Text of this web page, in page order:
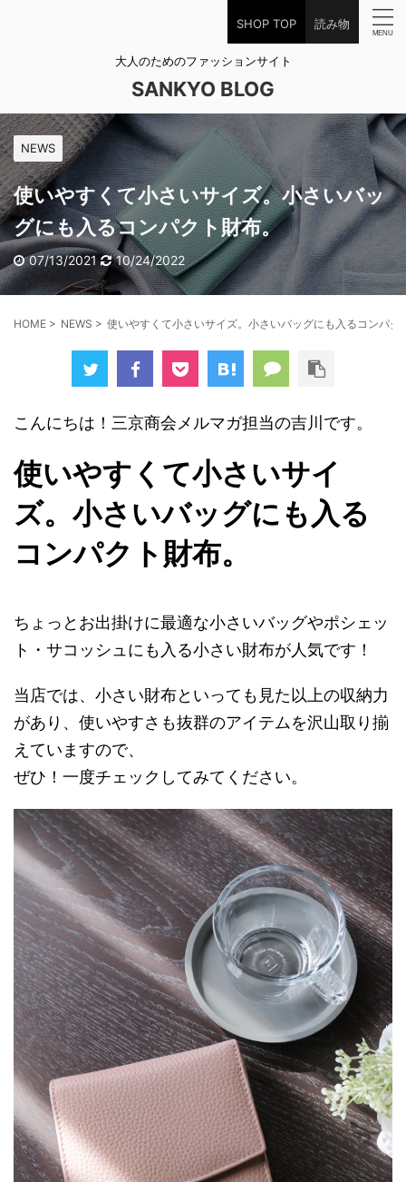
SHOP TOP 読み物
大人のためのファッションサイト
SANKYO BLOG
NEWS
使いやすくて小さいサイズ。小さいバッ
グにも入るコンパクト財布。
07/13/2021 10/24/2022
HOME > NEWS > 使いやすくて小さいサイズ。小さいバッグにも入るコンパク
こんにちは！三京商会メルマガ担当の吉川です。
使いやすくて小さいサイ
ズ。小さいバッグにも入る
コンパクト財布。
ちょっとお出掛けに最適な小さいバッグやポシェッ
ト・サコッシュにも入る小さい財布が人気です！
当店では、小さい財布といっても見た以上の収納力
があり、使いやすさも抜群のアイテムを沢山取り揃
えていますので、
ぜひ！一度チェックしてみてください。